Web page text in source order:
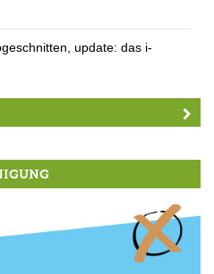
update: das i-